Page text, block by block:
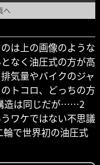
へ
は上の画像のような
なく油圧式の方が高
気量やバイクのジャ
トコロ、どっちの方
造は同じだが……2
ワケではない不思議
で世界初の油圧式